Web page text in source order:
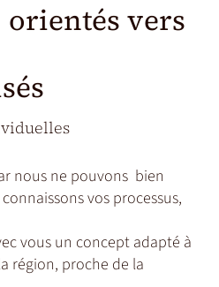
orientés vers
nous ne pouvons bien
vos processus,
vous un concept adapté à
région, proche de la